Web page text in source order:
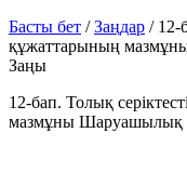
Басты бет /Заңдар / 12-
құжаттарының
Заңы
12-бап. Толық
мазмұны Шаруашылық